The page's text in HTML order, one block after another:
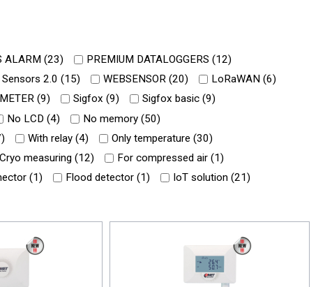
ALARM (23) PREMIUM DATALOGGERS (12)
Sensors 2.0 (15) WEBSENSOR (20) LoRaWAN (6)
(9) Sigfox (9) Sigfox basic (9)
No LCD (4) No memory (50)
) With relay (4) Only temperature (30)
measuring (12) For compressed air (1)
(1) Flood detector (1) IoT solution (21)